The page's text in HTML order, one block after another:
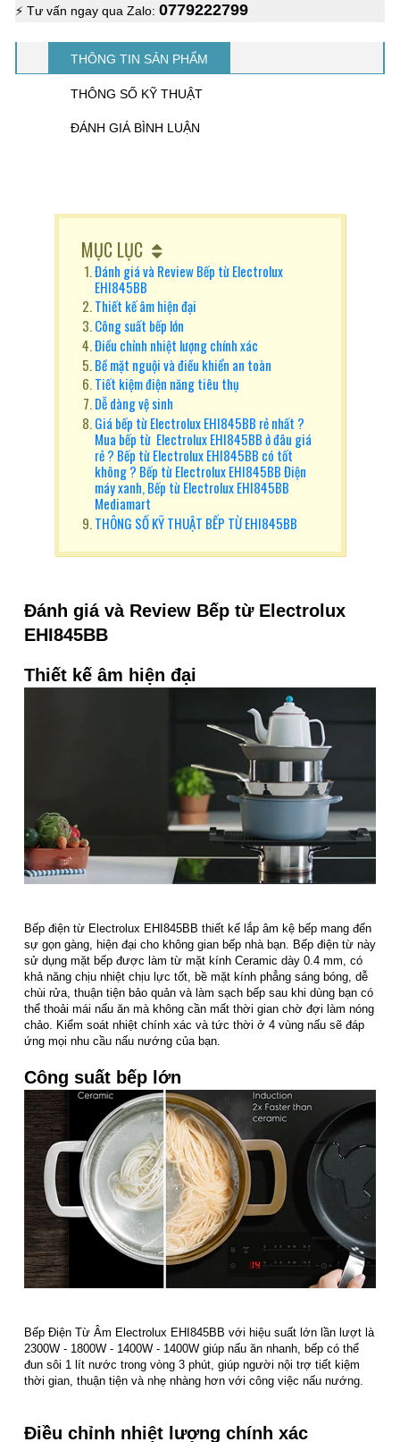
⚡ Tư vấn ngay qua Zalo: 0779222799
THÔNG TIN SẢN PHẨM
THÔNG SỐ KỸ THUẬT
ĐÁNH GIÁ BÌNH LUẬN
MỤC LỤC
Đánh giá và Review Bếp từ Electrolux
EHI845BB
Thiết kế âm hiện đại
Công suất bếp lớn
Điều chỉnh nhiệt lượng chính xác
Bề mặt nguội và điều khiển an toàn
Tiết kiệm điện năng tiêu thụ
Dễ dàng vệ sinh
Giá bếp từ Electrolux EHI845BB rẻ nhất ?
Mua bếp từ Electrolux EHI845BB ở đâu giá
rẻ ? Bếp từ Electrolux EHI845BB có tốt
không ? Bếp từ Electrolux EHI845BB Điện
máy xanh, Bếp từ Electrolux EHI845BB
Mediamart
THÔNG SỐ KỸ THUẬT BẾP TỪ EHI845BB
Đánh giá và Review Bếp từ Electrolux
EHI845BB
Thiết kế âm hiện đại
Bếp điện từ Electrolux EHI845BB thiết kế lắp âm kệ bếp mang đến
sự gọn gàng, hiện đại cho không gian bếp nhà bạn. Bếp điện từ này
sử dụng mặt bếp được làm từ mặt kính Ceramic dày 0.4 mm, có
khả năng chịu nhiệt chịu lực tốt, bề mặt kính phẳng sáng bóng, dễ
chùi rửa, thuận tiện bảo quản và làm sạch bếp sau khi dùng bạn có
thể thoải mái nấu ăn mà không cần mất thời gian chờ đợi làm nóng
chảo. Kiểm soát nhiệt chính xác và tức thời ở 4 vùng nấu sẽ đáp
ứng mọi nhu cầu nấu nướng của bạn.
Công suất bếp lớn
Bếp Điện Từ Âm Electrolux EHI845BB với hiệu suất lớn lần lượt là
2300W - 1800W - 1400W - 1400W giúp nấu ăn nhanh, bếp có thể
đun sôi 1 lít nước trong vòng 3 phút, giúp người nội trợ tiết kiệm
thời gian, thuận tiện và nhẹ nhàng hơn với công việc nấu nướng.
Điều chỉnh nhiệt lượng chính xác